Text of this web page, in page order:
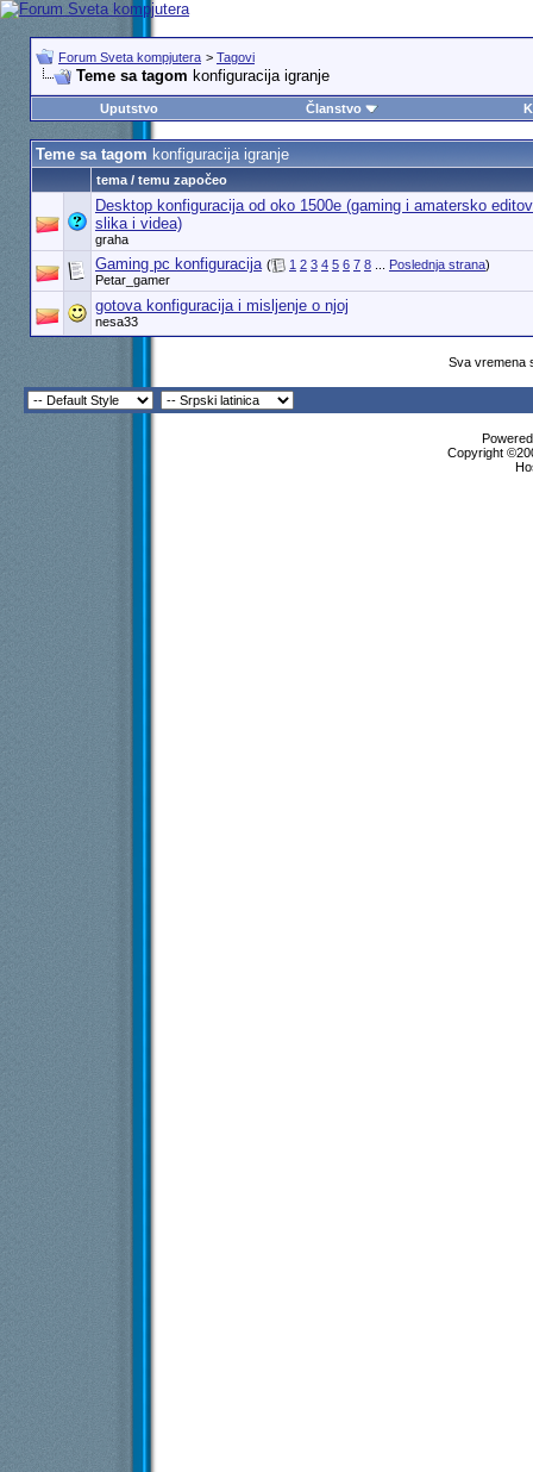
Forum Sveta kompjutera > Tagovi
Teme sa tagom konfiguracija igranje
Uputstvo Članstvo
Teme sa tagom konfiguracija igranje
tema / temu započeo
Desktop konfiguracija od oko 1500e (gaming i amatersko
slika i videa)
graha
Gaming pc konfiguracija ( 1 2 3 4 5 6 7 8... Poslednja strana)
Petar_gamer
gotova konfiguracija i misljenje o njoj
nesa33
Sva vremena
Copyright